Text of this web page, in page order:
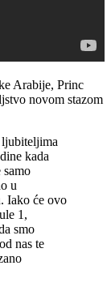
Arabije, Princ
novom stazom
kada
u
Iako će ovo
1,
smo
nas te